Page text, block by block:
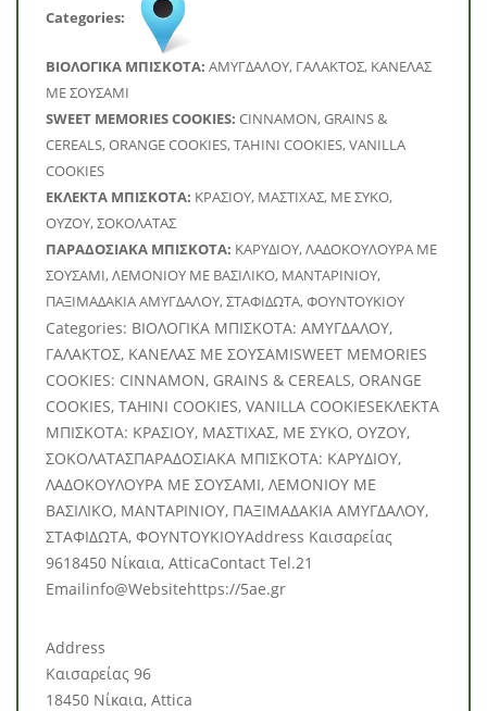
Categories:
BΙΟΛΟΓΙΚΑ ΜΠΙΣΚΟΤΑ: ΑΜΥΓΔΑΛΟΥ, ΓΑΛΑΚΤΟΣ, ΚΑΝΕΛΑΣ
ΜΕ ΣΟΥΣΑΜΙ
SWEET MEMORIES COOKIES: CINNAMON, GRAINS &
CEREALS, ORANGE COOKIES, TAHINI COOKIES, VANILLA
COOKIES
ΕΚΛΕΚΤΑ ΜΠΙΣΚΟΤΑ: ΚΡΑΣΙΟΥ, ΜΑΣΤΙΧΑΣ, ΜΕ ΣΥΚΟ,
ΟΥΖΟΥ, ΣΟΚΟΛΑΤΑΣ
ΠΑΡΑΔΟΣΙΑΚΑ ΜΠΙΣΚΟΤΑ: ΚΑΡΥΔΙΟΥ, ΛΑΔΟΚΟΥΛΟΥΡΑ ΜΕ
ΣΟΥΣΑΜΙ, ΛΕΜΟΝΙΟΥ ΜΕ ΒΑΣΙΛΙΚΟ, ΜΑΝΤΑΡΙΝΙΟΥ,
ΠΑΞΙΜΑΔΑΚΙΑ ΑΜΥΓΔΑΛΟΥ, ΣΤΑΦΙΔΩΤΑ, ΦΟΥΝΤΟΥΚΙΟΥ
Categories: BΙΟΛΟΓΙΚΑ ΜΠΙΣΚΟΤΑ: ΑΜΥΓΔΑΛΟΥ,
ΓΑΛΑΚΤΟΣ, ΚΑΝΕΛΑΣ ΜΕ ΣΟΥΣΑΜΙSWEET MEMORIES
COOKIES: CINNAMON, GRAINS & CEREALS, ORANGE
COOKIES, TAHINI COOKIES, VANILLA COOKIESΕΚΛΕΚΤΑ
ΜΠΙΣΚΟΤΑ: ΚΡΑΣΙΟΥ, ΜΑΣΤΙΧΑΣ, ΜΕ ΣΥΚΟ, ΟΥΖΟΥ,
ΣΟΚΟΛΑΤΑΣΠΑΡΑΔΟΣΙΑΚΑ ΜΠΙΣΚΟΤΑ: ΚΑΡΥΔΙΟΥ,
ΛΑΔΟΚΟΥΛΟΥΡΑ ΜΕ ΣΟΥΣΑΜΙ, ΛΕΜΟΝΙΟΥ ΜΕ
ΒΑΣΙΛΙΚΟ, ΜΑΝΤΑΡΙΝΙΟΥ, ΠΑΞΙΜΑΔΑΚΙΑ ΑΜΥΓΔΑΛΟΥ,
ΣΤΑΦΙΔΩΤΑ, ΦΟΥΝΤΟΥΚΙΟΥAddress Καισαρείας
9618450 Νίκαια, AtticaContact Tel.21
Emailinfo@Websitehttps://5ae.gr
Address
Καισαρείας 96
18450 Νίκαια, Attica